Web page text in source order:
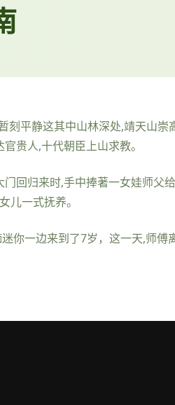
平静这其中山林深处,靖天山崇
贵人,十代朝臣上山求教。
回归来时,手中捧著一女娃师父
儿一式抚养。
你一边来到了7岁，这一天,师傅